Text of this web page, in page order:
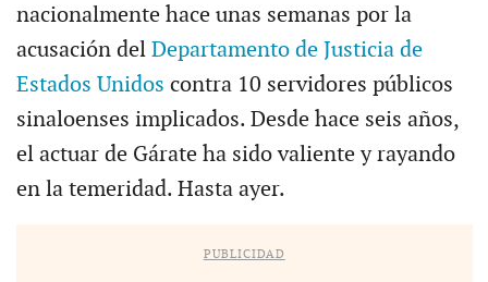
nacionalmente hace unas semanas por la
acusación del Departamento de Justicia de
Estados Unidos contra 10 servidores públicos
sinaloenses implicados. Desde hace seis años,
el actuar de Gárate ha sido valiente y rayando
en la temeridad. Hasta ayer.
PUBLICIDAD